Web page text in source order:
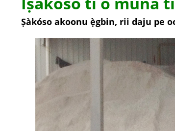
Ṣàkóso akoonu ẹ̀gbin, rii daju pe